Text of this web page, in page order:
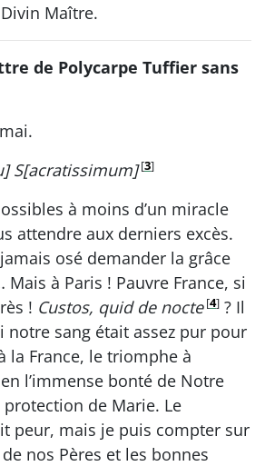
Maître.
de Polycarpe Tuffier sans
S[acratissimum][3]
à moins d’un miracle
attendre aux derniers excès.
osé demander la grâce
Mais à Paris ! Pauvre France, si
! Custos, quid de nocte[4] ? Il
notre sang était assez pur pour
la France, le triomphe à
en l’immense bonté de Notre
protection de Marie. Le
peur, mais je puis compter sur
nos Pères et les bonnes